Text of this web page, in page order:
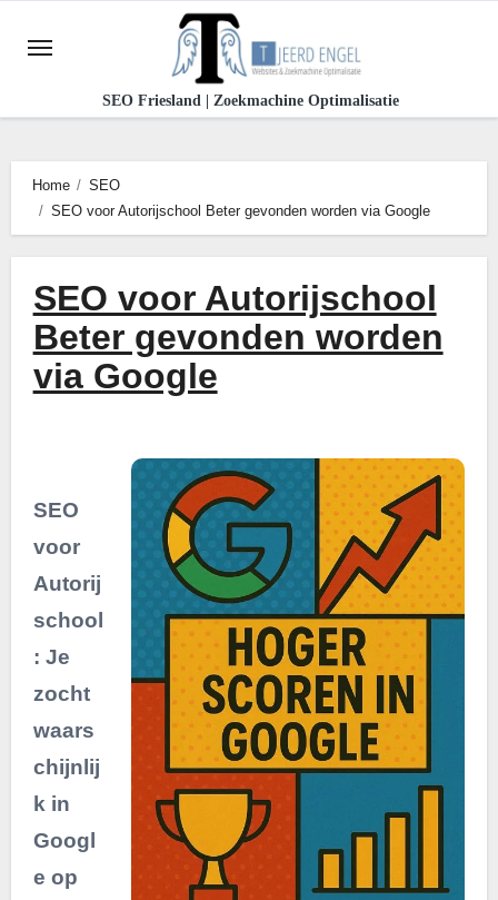
naar
SEO Friesland | Zoekmachine Optimalisatie
Home
SEO
SEO voor Autorijschool Beter gevonden worden via Google
SEO voor Autorijschool
Beter gevonden worden
via Google
SEO
voor
Autorij
school
: Je
zocht
waars
chijnlij
k in
Googl
e op